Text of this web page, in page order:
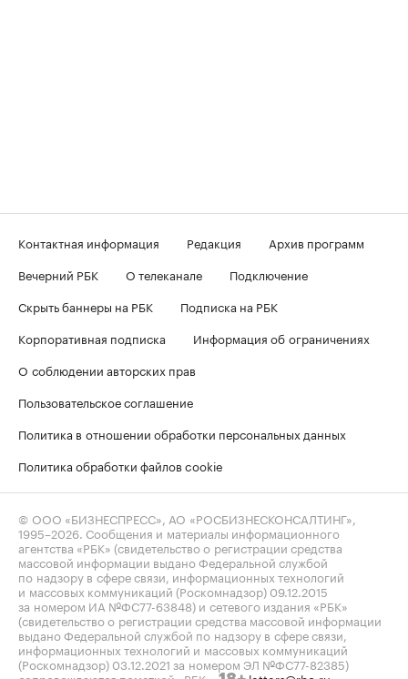
Контактная информация Редакция
Архив программ
Вечерний РБК
О телеканале
Подключение
Скрыть баннеры на РБК
Подписка на РБК
Корпоративная подписка
Информация об ограничениях
О соблюдении авторских прав
Пользовательское соглашение
Политика в отношении обработки персональных данных
Политика обработки файлов cookie
© ООО «БИЗНЕСПРЕСС», АО «РОСБИЗНЕСКОНСАЛТИНГ»,
1995–2026 . Сообщения и материалы информационного
агентства «РБК» (свидетельство о регистрации средства
массовой информации выдано Федеральной службой
по надзору в сфере связи, информационных технологий
и массовых коммуникаций (Роскомнадзор) 09.12.2015
за номером ИА №ФС77-63848) и сетевого издания «РБК»
(свидетельство о регистрации средства массовой информации
выдано Федеральной службой по надзору в сфере связи,
информационных технологий и массовых коммуникаций
(Роскомнадзор) 03.12.2021 за номером ЭЛ №ФС77-82385)